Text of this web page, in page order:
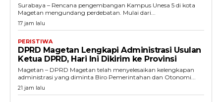
Surabaya – Rencana pengembangan Kampus Unesa 5 di kota
Magetan mengundang perdebatan. Mulai dari...
17 jam lalu
PERISTIWA
DPRD Magetan Lengkapi Administrasi Usulan
Ketua DPRD, Hari Ini Dikirim ke Provinsi
Magetan – DPRD Magetan telah menyelesaikan kelengkapan
administrasi yang diminta Biro Pemerintahan dan Otonomi...
21 jam lalu